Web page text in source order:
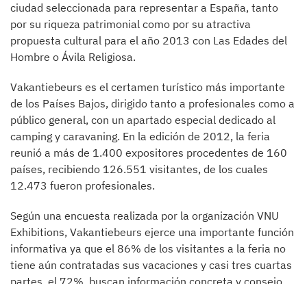
ciudad seleccionada para representar a España, tanto
por su riqueza patrimonial como por su atractiva
propuesta cultural para el año 2013 con Las Edades del
Hombre o Ávila Religiosa.
Vakantiebeurs es el certamen turístico más importante
de los Países Bajos, dirigido tanto a profesionales como a
público general, con un apartado especial dedicado al
camping y caravaning. En la edición de 2012, la feria
reunió a más de 1.400 expositores procedentes de 160
países, recibiendo 126.551 visitantes, de los cuales
12.473 fueron profesionales.
Según una encuesta realizada por la organización VNU
Exhibitions, Vakantiebeurs ejerce una importante función
informativa ya que el 86% de los visitantes a la feria no
tiene aún contratadas sus vacaciones y casi tres cuartas
partes, el 72%, buscan información concreta y consejo